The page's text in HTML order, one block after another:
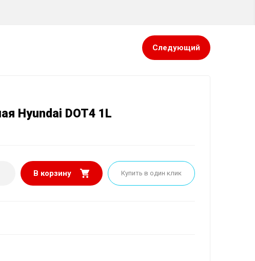
Ремонт двигателя, КПП и трансмиссии
Следующий
Hyundai DOT4 1L
В корзину Купить в один клик